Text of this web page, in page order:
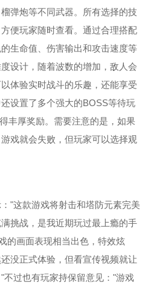
弹炮等不同武器。所有选择的技
便玩家随时查看。通过合理搭配
生命值、伤害输出和攻击速度等
设计，随着波数的增加，敌人会
体验实时战斗的乐趣，还能享受
设置了多个强大的BOSS等待玩
丰厚奖励。需要注意的是，如果
戏就会失败，但玩家可以选择观
"这款游戏将射击和塔防元素完美
挑战，是我近期玩过最上瘾的手
的画面表现相当出色，特效炫
没正式体验，但看宣传视频就让
不过也有玩家持保留意见："游戏